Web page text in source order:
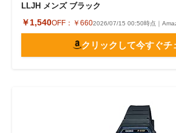
LLJH メンズ ブラック
￥1,540OFF： ￥6602026/07/15 00:50時点｜
クリックして今すぐチ